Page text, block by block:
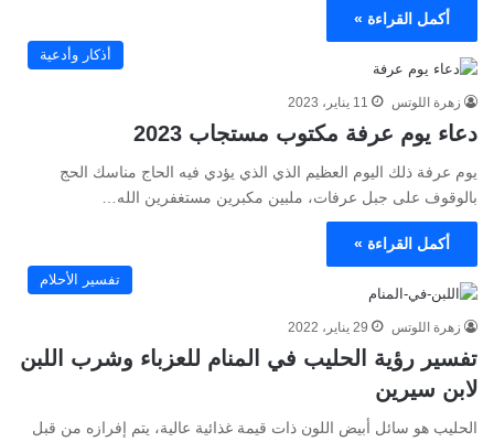
أكمل القراءة »
أذكار وأدعية
زهرة اللوتس 11 يناير، 2023
دعاء يوم عرفة مكتوب مستجاب 2023
يوم عرفة ذلك اليوم العظيم الذي الذي يؤدي فيه الحاج مناسك الحج
بالوقوف على جبل عرفات، ملبين مكبرين مستغفرين الله…
أكمل القراءة »
تفسير الأحلام
زهرة اللوتس 29 يناير، 2022
تفسير رؤية الحليب في المنام للعزباء وشرب اللبن
لابن سيرين
الحليب هو سائل أبيض اللون ذات قيمة غذائية عالية، يتم إفرازه من قبل